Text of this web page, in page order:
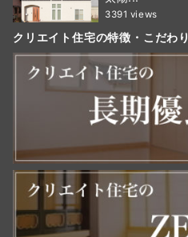
3391 views
クリエイト住宅の特徴・こだわり